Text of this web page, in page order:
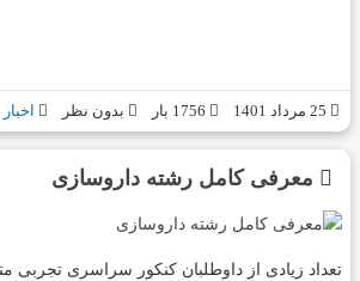
بدون نظر اخبار
معرفی کامل رشته داروسازی
تعداد زیادی از داوطلبان کنکور سراسری تجربی